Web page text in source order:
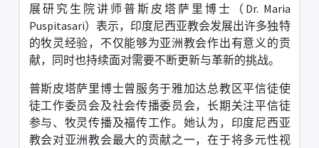
展研究生院讲师普斯皮塔萨里博士（ Dr. Maria
Puspitasari）表示，印度尼西亚教会发展出许多独特
的牧灵经验，不仅能够为亚洲教会作出有意义的贡
献，同时也持续面对需要不断更新与革新的挑战。
普斯皮塔萨里博士曾服务于雅加达总教区平信徒使
徒工作委员会及社会传播委员会，长期关注平信徒
参与、牧灵传播及福传工作。她认为，印度尼西亚
教会对亚洲教会最大的贡献之一，在于将多元性视